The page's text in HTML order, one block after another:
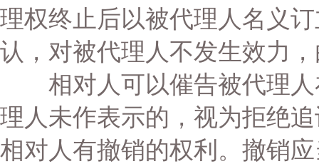
理权终止后以被代理人名义
认，对被代理人不发生效力
相对人可以催告被代理人
理人未作表示的，视为拒绝
相对人有撤销的权利。撤销